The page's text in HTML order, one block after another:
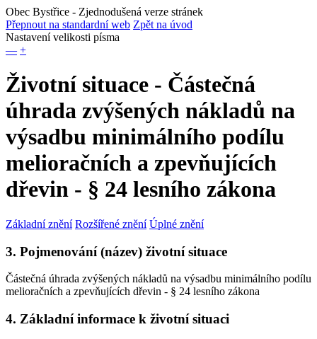
Obec Bystřice - Zjednodušená verze stránek
Přepnout na standardní web Zpět na úvod
Nastavení velikosti písma
— +
Životní situace - Částečná
úhrada zvýšených nákladů na
výsadbu minimálního podílu
melioračních a zpevňujících
dřevin - § 24 lesního zákona
Základní znění Rozšířené znění Úplné znění
3. Pojmenování (název) životní situace
Částečná úhrada zvýšených nákladů na výsadbu minimálního podílu
melioračních a zpevňujících dřevin - § 24 lesního zákona
4. Základní informace k životní situaci